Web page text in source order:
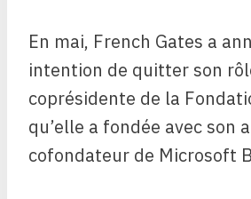
En mai, French Gates a
intention de quitter son
coprésidente de la
qu’elle a fondée avec son
cofondateur de Microsoft